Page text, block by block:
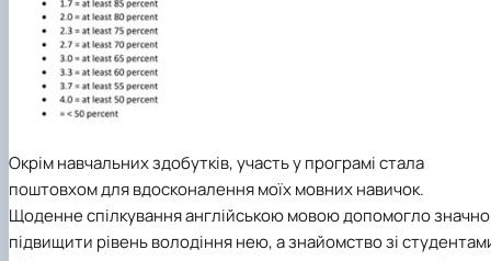
Окрім навчальних здобутків, участь у програмі стала
поштовхом для вдосконалення моїх мовних навичок.
Щоденне спілкування англійською мовою допомогло значно
підвищити рівень володіння нею, а знайомство зі